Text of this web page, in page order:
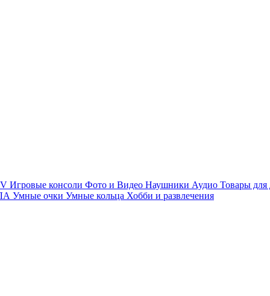
Игровые консоли Фото и Видео Наушники Аудио Товары для
Умные очки Умные кольца Хобби и развлечения